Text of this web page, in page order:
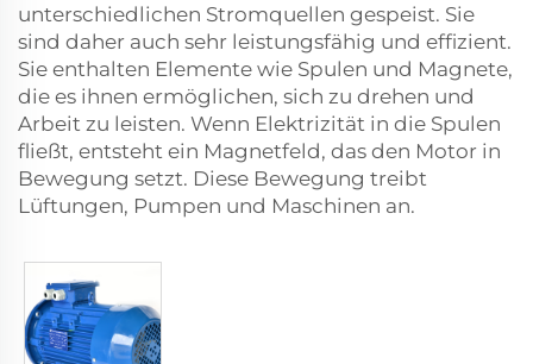
unterschiedlichen Stromquellen gespeist. Sie
sind daher auch sehr leistungsfähig und effizient.
Sie enthalten Elemente wie Spulen und Magnete,
die es ihnen ermöglichen, sich zu drehen und
Arbeit zu leisten. Wenn Elektrizität in die Spulen
fließt, entsteht ein Magnetfeld, das den Motor in
Bewegung setzt. Diese Bewegung treibt
Lüftungen, Pumpen und Maschinen an.